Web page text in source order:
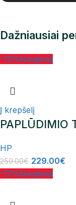
Dažniausiai
-12%Naujiena
Į krepšelį
PAPLŪDIMIO
HP
259.00€ 229.00€
-12%Naujiena